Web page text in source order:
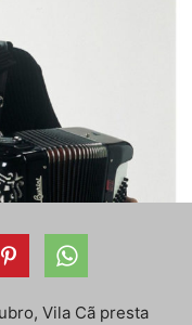
Vila Cã presta